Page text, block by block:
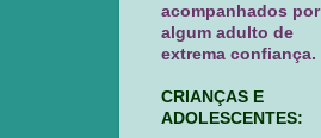
acompanhados por
algum adulto de
extrema confiança.
CRIANÇAS E
ADOLESCENTES: